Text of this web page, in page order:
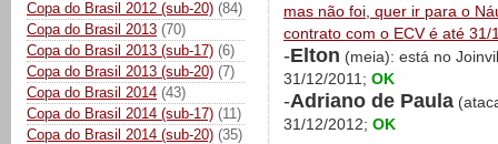
Copa do Brasil 2012 (sub-20) (84)
Copa do Brasil 2013 (70)
Copa do Brasil 2013 (sub-17) (6)
Copa do Brasil 2013 (sub-20) (7)
Copa do Brasil 2014 (43)
Copa do Brasil 2014 (sub-17) (11)
Copa do Brasil 2014 (sub-20) (35)
mas não foi, quer ir para o
contrato com o ECV é até 31/
-Elton (meia): está no
31/12/2011; OK
-Adriano de Paula
31/12/2012; OK